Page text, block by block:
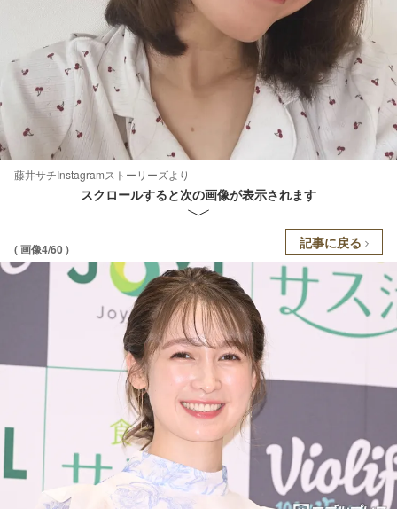
藤井サチInstagramストーリーズより
スクロールすると次の画像が表示されます
( 画像4/60 ) 記事に戻る